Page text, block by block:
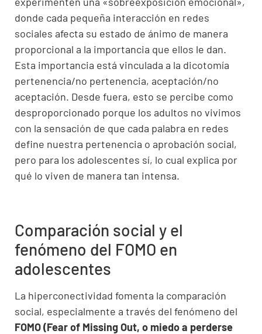
donde cada pequeña interacción en redes
sociales afecta su estado de ánimo de manera
proporcional a la importancia que ellos le dan.
Esta importancia está vinculada a la dicotomía
pertenencia/no pertenencia, aceptación/no
aceptación. Desde fuera, esto se percibe como
desproporcionado porque los adultos no vivimos
con la sensación de que cada palabra en redes
define nuestra pertenencia o aprobación social,
pero para los adolescentes sí, lo cual explica por
qué lo viven de manera tan intensa.
Comparación social y el
fenómeno del FOMO en
adolescentes
La hiperconectividad fomenta la comparación
social, especialmente a través del fenómeno del
FOMO (Fear of Missing Out, o miedo a perderse